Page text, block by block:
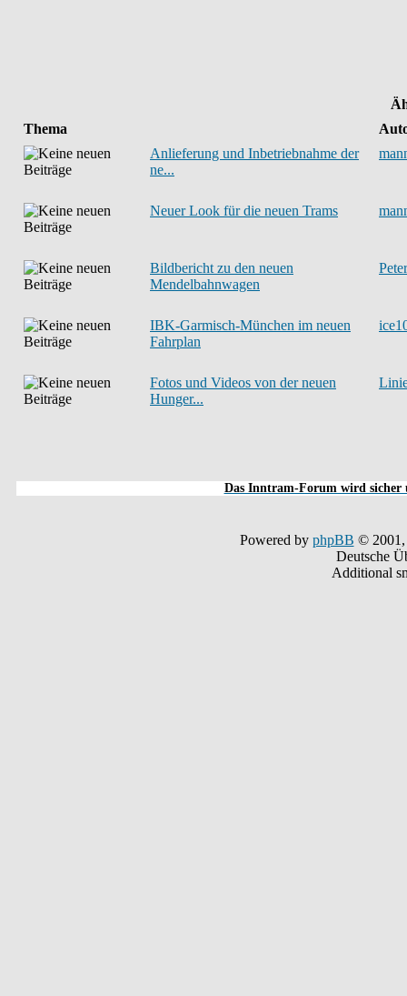
Thema
Anlieferung und Inbetriebnahme der
ne...
Neuer Look für die neuen Trams
Bildbericht zu den neuen
Mendelbahnwagen
IBK-Garmisch-München im neuen
Fahrplan
Fotos und Videos von der neuen
Hunger...
Das Inntram-Forum wird sicher
Powered by phpBB © 2001,
Deutsche
Additional